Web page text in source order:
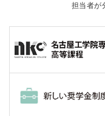
担当者が